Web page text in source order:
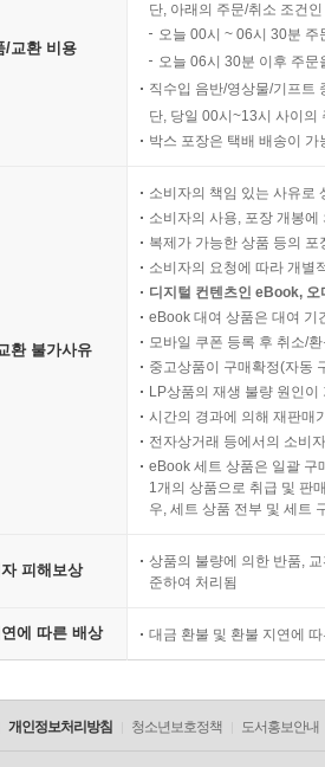
/교환 비용
단, 아래의 주문/취소 조건
오늘 00시 ~ 06시 30분
오늘 06시 30분 이후 주
직수입 음반/영상물/기프트
단, 당일 00시~13시 사이의
박스 포장은 택배 배송이
환 불가사유
소비자의 책임 있는 사유로
소비자의 사용, 포장 개봉
복제가 가능한 상품 등의
소비자의 요청에 따라 개별
디지털 컨텐츠인 eBook,
eBook 대여 상품은 대여 기
모바일 쿠폰 등록 후 취소/
중고상품이 구매확정(자동
LP상품의 재생 불량 원인
시간의 경과에 의해 재판매
전자상거래 등에서의 소비
eBook 세트 상품은 일괄 구
1개의 상품으로 취급 및 판
우, 세트 상품 전부 및 세트
피해보상
상품의 불량에 의한 반품,
준하여 처리됨
에 따른 배상 대금 환불 및 환불 지연에
개인정보처리방침 청소년보호정책 도서홍보안내